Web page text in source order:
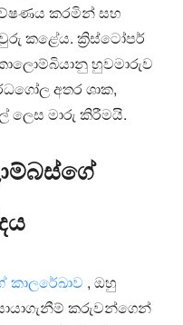
කරමින් සහ
කළේය. ක්‍රිස්ටෝපර්
හුවමාරුව
අතර ශාක,
ලෙස මාරු කිරීමයි.
, ඔහු
කරුවන්ගෙන්